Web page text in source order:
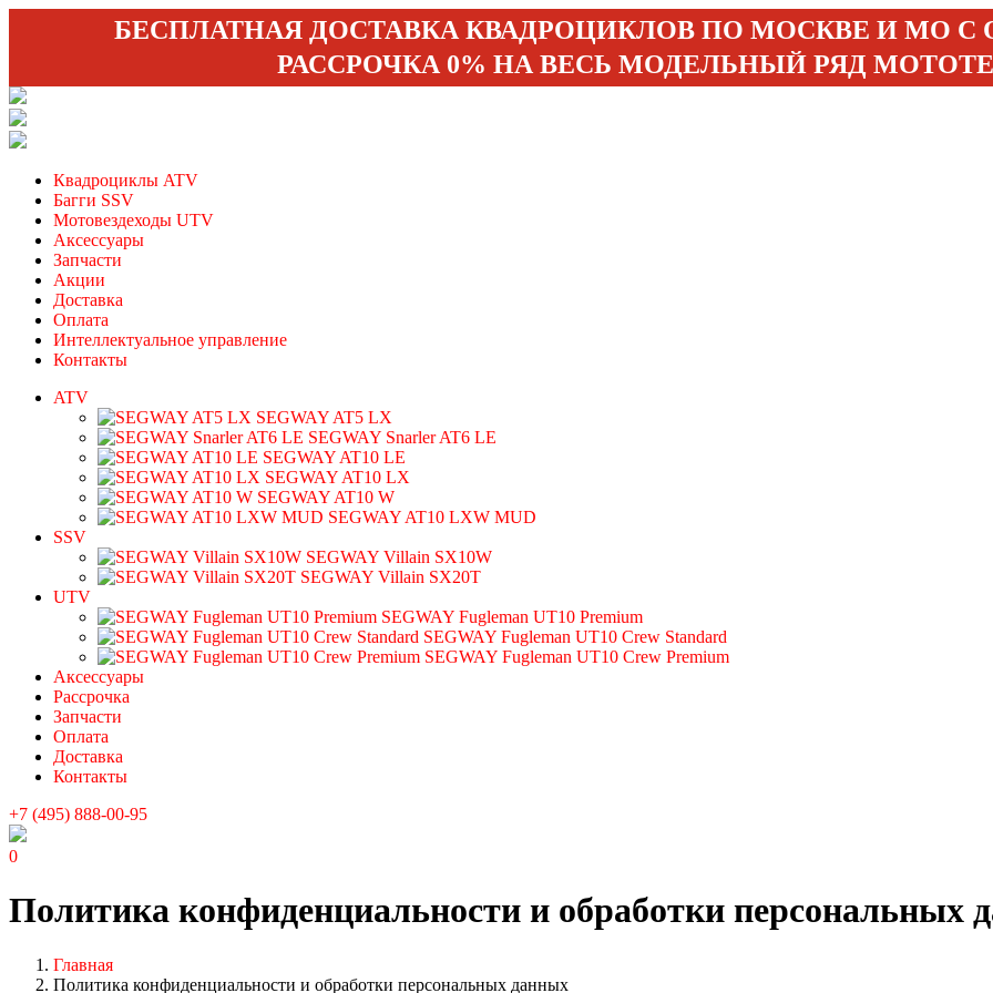
БЕСПЛАТНАЯ ДОСТАВКА КВАДРОЦИКЛОВ ПО МОСКВЕ И МО
РАССРОЧКА 0% НА ВЕСЬ МОДЕЛЬНЫЙ РЯД
Квадроциклы ATV
Багги SSV
Мотовездеходы UTV
Аксессуары
Запчасти
Акции
Доставка
Оплата
Интеллектуальное управление
Контакты
ATV
SEGWAY AT5 LX
SEGWAY Snarler AT6 LE
SEGWAY AT10 LE
SEGWAY AT10 LX
SEGWAY AT10 W
SEGWAY AT10 LXW MUD
SSV
SEGWAY Villain SX10W
SEGWAY Villain SX20T
UTV
SEGWAY Fugleman UT10 Premium
SEGWAY Fugleman UT10 Crew Standard
SEGWAY Fugleman UT10 Crew Premium
Аксессуары
Рассрочка
Запчасти
Оплата
Доставка
Контакты
+7 (495) 888-00-95
0
Политика конфиденциальности и обработки персональных
Главная
Политика конфиденциальности и обработки персональных данных